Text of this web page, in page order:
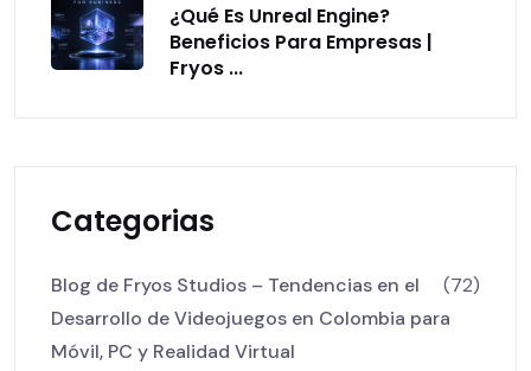
¿Qué Es Unreal Engine?
Beneficios Para Empresas |
Fryos ...
Categorias
Blog de Fryos Studios – Tendencias en el
Desarrollo de Videojuegos en Colombia para
Móvil, PC y Realidad Virtual
(72)